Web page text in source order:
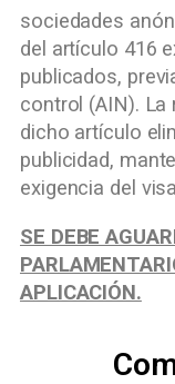
sociedades
del artículo 416
publicados,
control (AIN). La
dicho artículo
publicidad,
exigencia del
SE DEBE
APLICACIÓN.